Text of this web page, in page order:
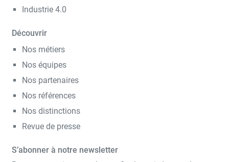
Industrie 4.0
Découvrir
Nos métiers
Nos équipes
Nos partenaires
Nos références
Nos distinctions
Revue de presse
S’abonner à notre newsletter